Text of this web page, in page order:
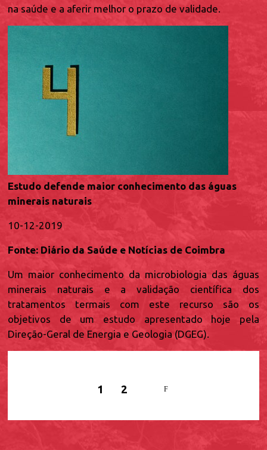
na saúde e a aferir melhor o prazo de validade.
Estudo defende maior conhecimento das águas
minerais naturais
10-12-2019
Fonte: Diário da Saúde e Notícias de Coimbra
Um maior conhecimento da microbiologia das águas
minerais naturais e a validação científica dos
tratamentos termais com este recurso são os
objetivos de um estudo apresentado hoje pela
Direção-Geral de Energia e Geologia (DGEG).
Página
1 Page
2
Próxima